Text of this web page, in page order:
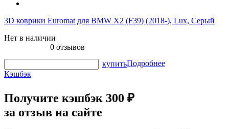
3D коврики Euromat для BMW X2 (F39) (2018-), Lux, Серый
Нет в наличии
0 отзывов
купитьПодробнее
Кэшбэк
Получите кэшбэк 300 ₽
за отзыв на сайте